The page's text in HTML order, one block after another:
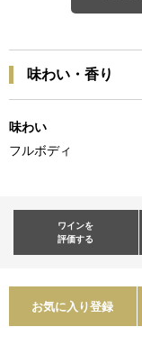
味わい・香り
味わい
フルボディ
ワインを
評価する
お気に入り登録